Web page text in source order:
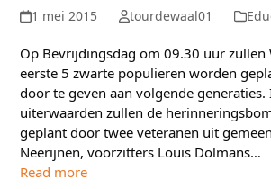
1 mei 2015 tourdewaal01
Op Bevrijdingsdag om 09.30 uur zullen
eerste 5 zwarte populieren worden
door te geven aan volgende generaties.
uiterwaarden zullen de
geplant door twee veteranen uit
Neerijnen, voorzitters Louis Dolmans…
Read more